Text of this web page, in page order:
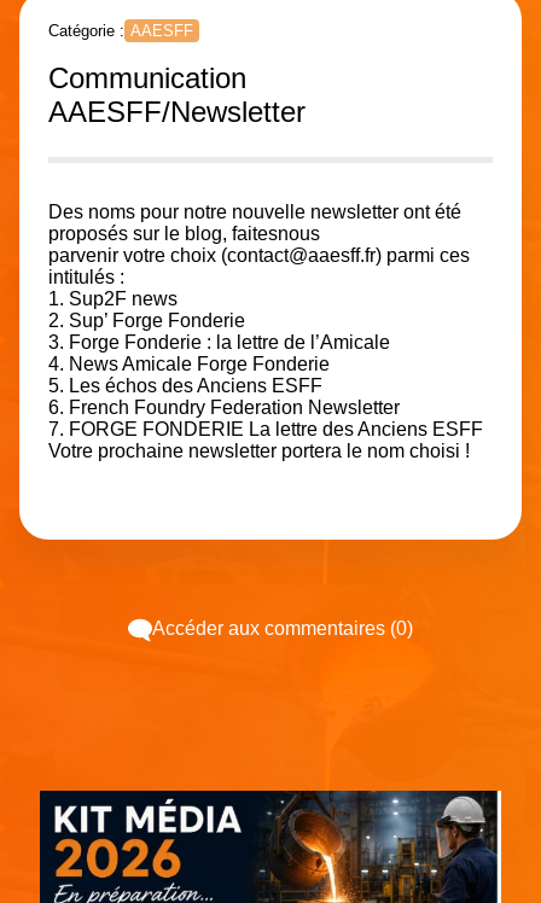
Catégorie : AAESFF
Communication
AAESFF/Newsletter
Des noms pour notre nouvelle newsletter ont été
proposés sur le blog, faitesnous
parvenir votre choix (contact@aaesff.fr) parmi ces
intitulés :
1. Sup2F news
2. Sup’ Forge Fonderie
3. Forge Fonderie : la lettre de l’Amicale
4. News Amicale Forge Fonderie
5. Les échos des Anciens ESFF
6. French Foundry Federation Newsletter
7. FORGE FONDERIE La lettre des Anciens ESFF
Votre prochaine newsletter portera le nom choisi !
Accéder aux commentaires (0)